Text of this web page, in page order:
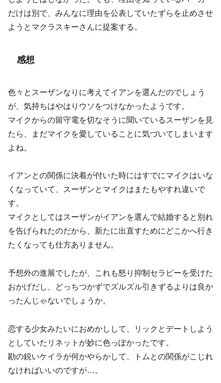
だけは別で、みんなに理由を公表していたずらを止めさせ
ようとマクラスキーさんに提案する。
感想
色々とスーザンなりに考えてイアンを選んだのでしょう
が、気持ちはやはりウソをつけなかったようです。
マイクからの留守電を切なそうに聞いているスーザンを見
たら、まだマイクを愛していることに気づいてしまいます
よね。
イアンとの関係に決着が付いた時にはすでにマイクはいな
くなっていて、スーザンとマイクはまたもやすれ違いで
す。
マイクとしてはスーザンがイアンを選んで結婚すると別れ
を告げられたのだから、新たに出直すためにどこかへ行き
たくなっても仕方ありません。
予想外の進展でしたが、これも怒り抑制セラピーを受けた
おかげだし、どっちつかずでズルズル引きずるよりは良か
ったんじゃないでしょうか。
恋する少女みたいにおめかしして、リックとデートしよう
としていたリネットが妙に色っぽかったです。
勘の鋭いケイラが何かやらかして、トムとの関係がこじれ
なければいいのですが…。